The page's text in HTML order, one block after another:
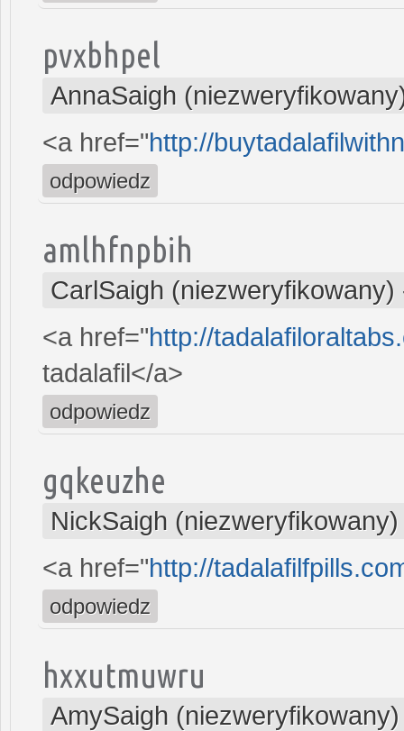
pvxbhpel
AnnaSaigh
<a href="http://
odpowiedz
amlhfnpbih
CarlSaigh (niezweryfikowany)
<a href="http://
tadalafil</a>
odpowiedz
gqkeuzhe
NickSaigh (niezweryfikowany)
<a href="http://
odpowiedz
hxxutmuwru
AmySaigh (niezweryfikowany)